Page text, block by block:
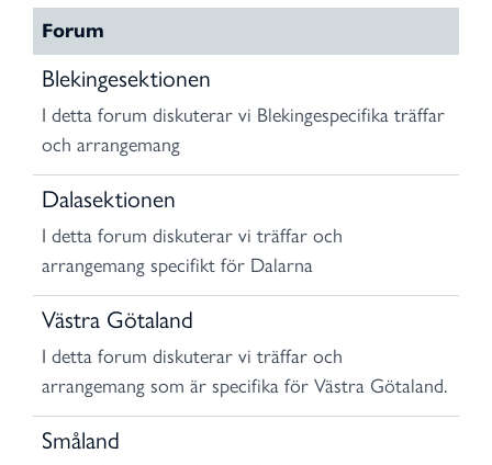
Forum
Blekingesektionen
I detta forum diskuterar vi Blekingespecifika träffar
och arrangemang
Dalasektionen
I detta forum diskuterar vi träffar och
arrangemang specifikt för Dalarna
Västra Götaland
I detta forum diskuterar vi träffar och
arrangemang som är specifika för Västra Götaland.
Småland